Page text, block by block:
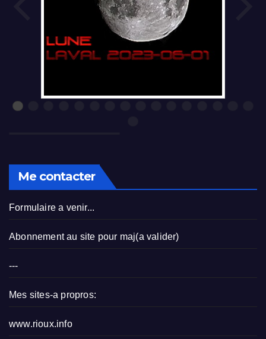
Me contacter
Formulaire a venir...
Abonnement au site pour maj(a valider)
---
Mes sites-a propros:
www.rioux.info